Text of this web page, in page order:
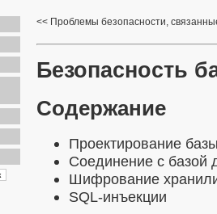
Проблемы безопасности,
Безопасность
Содержание
Проектирование
Соединение с базой
Шифрование
SQL-инъекции